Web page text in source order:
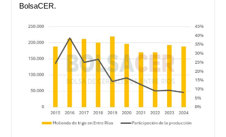
BolsaCER.